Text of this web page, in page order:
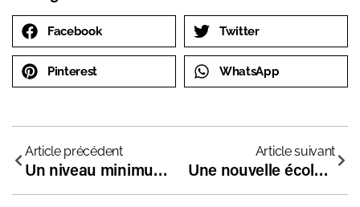
Facebook Twitter
Pinterest WhatsApp
Article précédent
Un niveau minimum requis pour se lancer dans des études supérieures
Article suivant
Une nouvelle école indépendante à Sens